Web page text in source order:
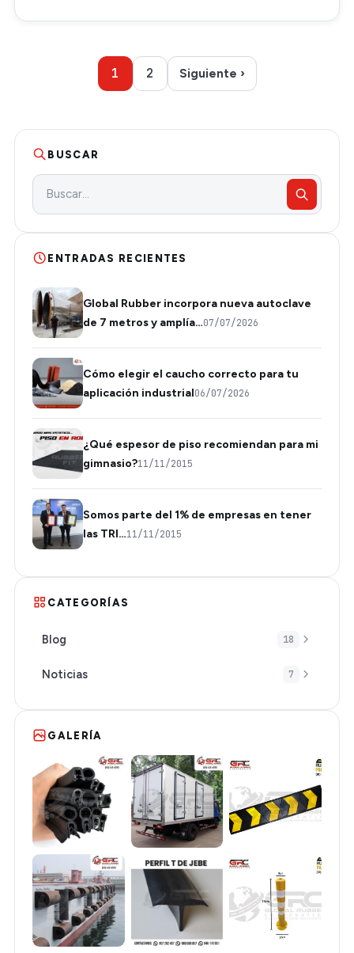
1 2 Siguiente ›
BUSCAR
ENTRADAS RECIENTES
Global Rubber incorpora nueva autoclave
de 7 metros y amplía…07/07/2026
Cómo elegir el caucho correcto para tu
aplicación industrial06/07/2026
¿Qué espesor de piso recomiendan para mi
gimnasio?11/11/2015
Somos parte del 1% de empresas en tener
las TRI…11/11/2015
CATEGORÍAS
Blog 18
Noticias 7
GALERÍA